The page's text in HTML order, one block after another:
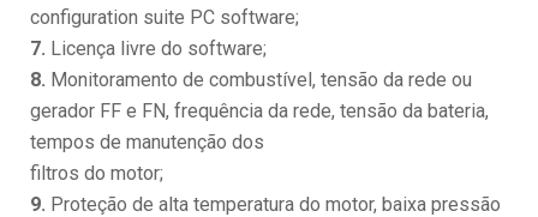
configuration suite PC software;
7. Licença livre do software;
8. Monitoramento de combustível, tensão da rede ou
gerador FF e FN, frequência da rede, tensão da bateria,
tempos de manutenção dos
filtros do motor;
9. Proteção de alta temperatura do motor, baixa pressão